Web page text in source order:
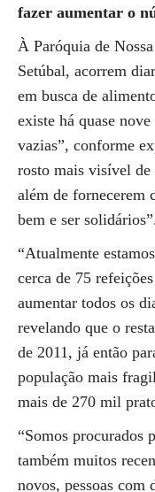
fazer aumentar o
À Paróquia de
Setúbal, acorrem
em busca de
existe há quase
vazias”, conforme
rosto mais visível de
além de fornecerem
bem e ser
“Atualmente
cerca de 75
aumentar todos os
revelando que o
de 2011, já então
população mais
mais de 270 mil
“Somos procurados
também muitos
novos, pessoas com